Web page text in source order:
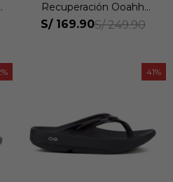
Recuperación Ooahh
Unisex
S/ 169.90S/ 249.90
41